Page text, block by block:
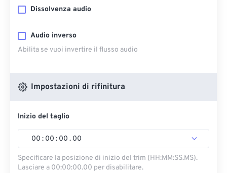
Dissolvenza audio
Audio inverso
Abilita se vuoi invertire il flusso audio
Impostazioni di rifinitura
Inizio del taglio
00 : 00 : 00 . 00
Specificare la posizione di inizio del trim (HH:MM:SS.MS).
Lasciare a 00:00:00.00 per disabilitare.